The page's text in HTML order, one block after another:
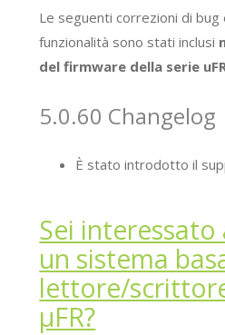
Le seguenti correzioni di
funzionalità sono stati inclusi
del firmware della serie
5.0.60 Changelog
È stato introdotto il
Sei
un sistema
lettore/
μFR?